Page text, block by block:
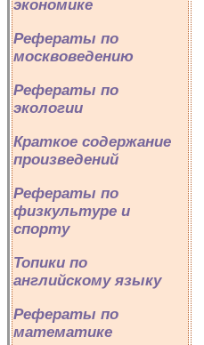
экономике
Рефераты по
москвоведению
Рефераты по
экологии
Краткое содержание
произведений
Рефераты по
физкультуре и
спорту
Топики по
английскому языку
Рефераты по
математике